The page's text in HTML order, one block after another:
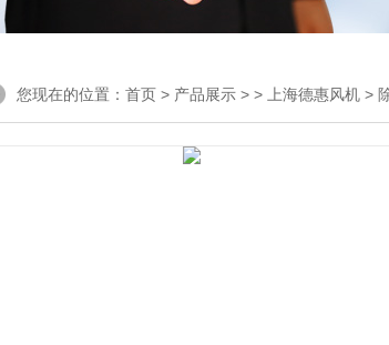
您现在的位置： 首页 > 产品展示 > > 上海德惠风机 >